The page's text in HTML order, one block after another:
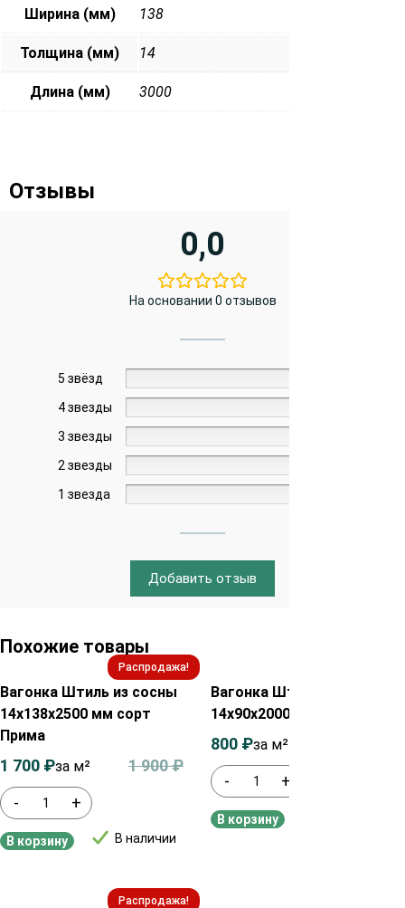
Ширина (мм) 138
Толщина (мм) 14
Длина (мм) 3000
Отзывы
0,0
На основании 0 отзывов
5 звёзд
4 звезды
3 звезды
2 звезды
1 звезда
Добавить отзыв
Похожие товары
Распродажа!
Вагонка Штиль из сосны
14х138х2500 мм сорт
Прима
- +
В наличии
1 900₽
1 700 ₽за м²
В корзину
Вагонка Штиль из сосны
14х90х2000 мм сорт АВ
- +
800 ₽за м²
В корзину
Распродажа!